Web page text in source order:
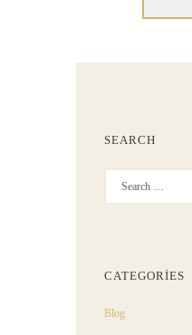
SEARCH
CATEGORIES
Blog